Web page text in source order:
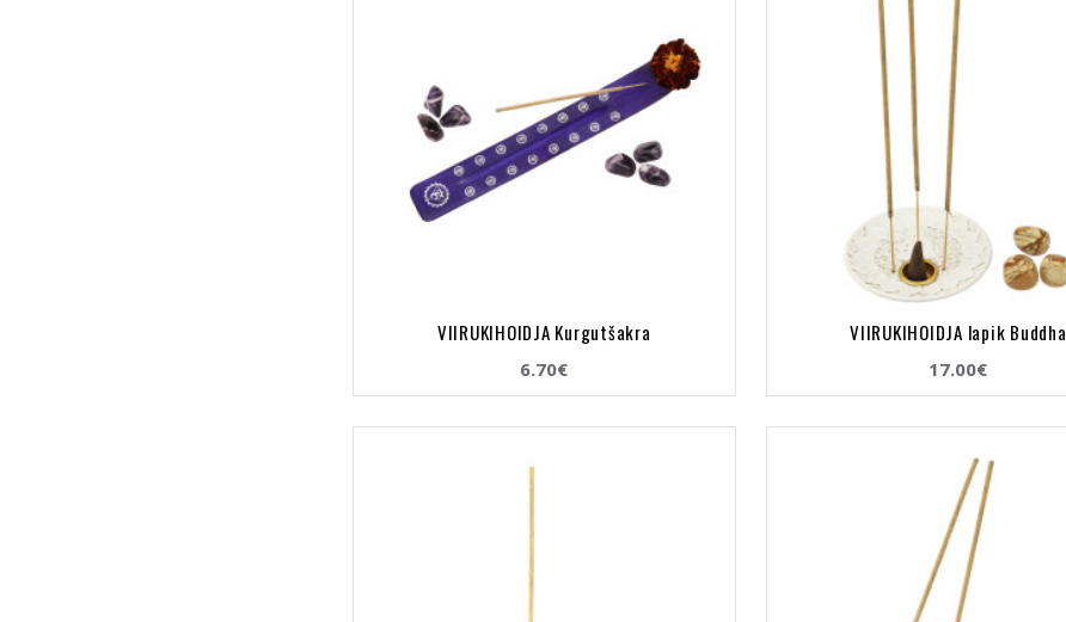
VIIRUKIHOIDJA Kurgutšakra
6.70€
VIIRUKIHOIDJA lapik Buddha
17.00€